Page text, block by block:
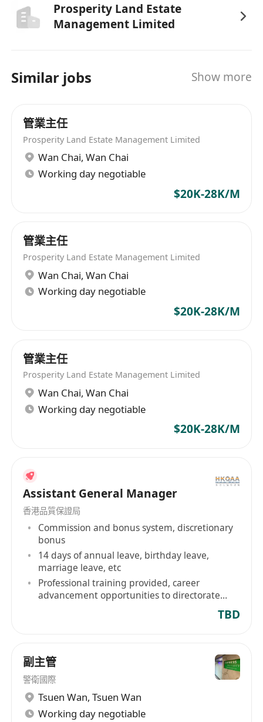
Prosperity Land Estate
Management Limited
Similar jobs Show more
管業主任
Prosperity Land Estate Management Limited
Wan Chai, Wan Chai
Working day negotiable
$20K-28K/M
管業主任
Prosperity Land Estate Management Limited
Wan Chai, Wan Chai
Working day negotiable
$20K-28K/M
管業主任
Prosperity Land Estate Management Limited
Wan Chai, Wan Chai
Working day negotiable
$20K-28K/M
Assistant General Manager
香港品質保證局
Commission and bonus system, discretionary
bonus
14 days of annual leave, birthday leave,
marriage leave, etc
Professional training provided, career
advancement opportunities to directorate
TBD
副主管
警衛國際
Tsuen Wan, Tsuen Wan
Working day negotiable